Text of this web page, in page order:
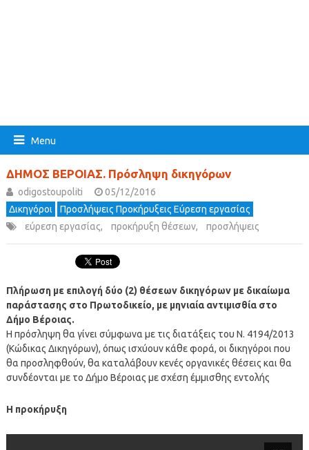
Menu
ΔΗΜΟΣ ΒΕΡΟΙΑΣ. Πρόσληψη δικηγόρων
odigostoupoliti
05/12/2016
Δικηγόροι
Προσλήψεις Προκήρυξεις Εύρεση εργασίας
εύρεση εργασίας, προκήρυξη θέσεων, προσλήψεις
Πλήρωση με επιλογή δύο (2) θέσεων δικηγόρων με δικαίωμα
παράστασης στο Πρωτοδικείο, με μηνιαία αντιμισθία στο
Δήμο Βέροιας.
Η πρόσληψη θα γίνει σύμφωνα με τις διατάξεις του Ν. 4194/2013
(Κώδικας Δικηγόρων), όπως ισχύουν κάθε φορά, οι δικηγόροι που
θα προσληφθούν, θα καταλάβουν κενές οργανικές θέσεις και θα
συνδέονται με το Δήμο Βέροιας με σχέση έμμισθης εντολής
Η προκήρυξη